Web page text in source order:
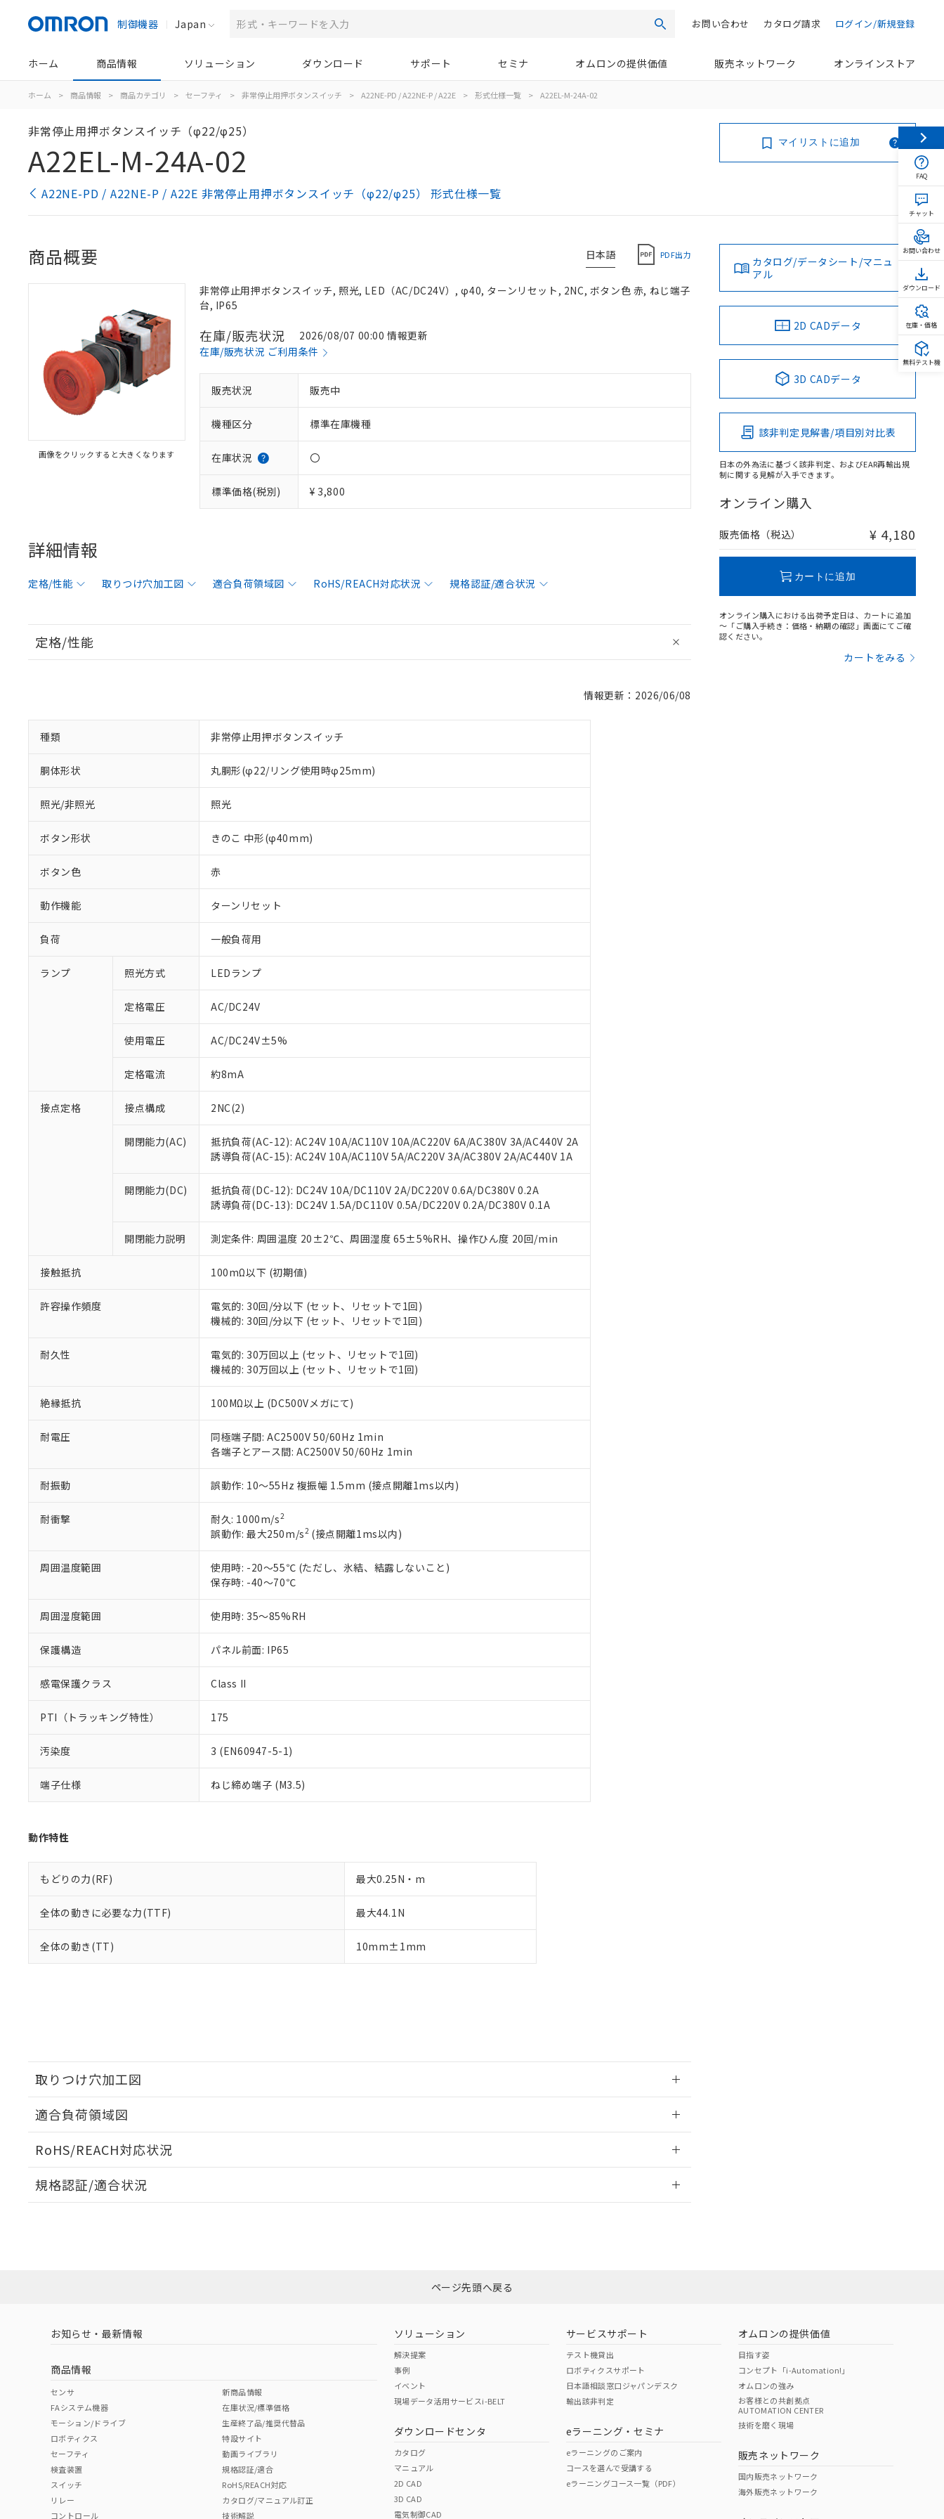
制御機器 Japan 検索 ログイン/新規登録
カタログ請求
お問い合わせ
ホーム 商品情報 ソリューション ダウンロード サポート セミナ オムロンの提供価値 販売ネットワーク オンラインストア
ホーム > 商品情報 > 商品カテゴリ > セーフティ > 非常停止用押ボタンスイッチ > A22NE-PD / A22NE-P / A22E > 形式仕様一覧 > A22EL-M-24A-02
非常停止用押ボタンスイッチ（φ22/φ25）
A22EL-M-24A-02
A22NE-PD / A22NE-P / A22E 非常停止用押ボタンスイッチ（φ22/φ25） 形式仕様一覧
マイリストに追加
日本語 PDF出力
商品概要
画像をクリックすると大きくなります
非常停止用押ボタンスイッチ, 照光, LED（AC/DC24V）, φ40, ターンリセット, 2NC, ボタン色 赤, ねじ端子
台, IP65
在庫/販売状況
2026/08/07 00:00 情報更新
在庫/販売状況 ご利用条件
販売状況 販売中
機種区分 標準在庫機種
在庫状況 〇
標準価格(税別) ¥ 3,800
詳細情報
定格/性能 取りつけ穴加工図 適合負荷領域図 RoHS/REACH対応状況 規格認証/適合状況
定格/性能
情報更新：2026/06/08
種類 非常停止用押ボタンスイッチ
胴体形状 丸胴形(φ22/リング使用時φ25mm)
照光/非照光 照光
ボタン形状 きのこ 中形(φ40mm)
ボタン色 赤
動作機能 ターンリセット
負荷 一般負荷用
ランプ 照光方式 LEDランプ
定格電圧 AC/DC24V
使用電圧 AC/DC24V±5%
定格電流 約8mA
接点定格 接点構成 2NC(2)
開閉能力(AC)
抵抗負荷(AC-12): AC24V 10A/AC110V 10A/AC220V 6A/AC380V 3A/AC440V 2A
誘導負荷(AC-15): AC24V 10A/AC110V 5A/AC220V 3A/AC380V 2A/AC440V 1A
開閉能力(DC)
抵抗負荷(DC-12): DC24V 10A/DC110V 2A/DC220V 0.6A/DC380V 0.2A
誘導負荷(DC-13): DC24V 1.5A/DC110V 0.5A/DC220V 0.2A/DC380V 0.1A
開閉能力説明 測定条件: 周囲温度 20±2℃、周囲湿度 65±5%RH、操作ひん度 20回/min
接触抵抗 100mΩ以下 (初期値)
許容操作頻度
電気的: 30回/分以下 (セット、リセットで1回)
機械的: 30回/分以下 (セット、リセットで1回)
耐久性
電気的: 30万回以上 (セット、リセットで1回)
機械的: 30万回以上 (セット、リセットで1回)
絶縁抵抗 100MΩ以上 (DC500Vメガにて)
耐電圧
同極端子間: AC2500V 50/60Hz 1min
各端子とアース間: AC2500V 50/60Hz 1min
耐振動 誤動作: 10～55Hz 複振幅 1.5mm (接点開離1ms以内)
耐衝撃 耐久: 1000m/s2
誤動作: 最大250m/s2(接点開離1ms以内)
周囲温度範囲
使用時: -20～55℃ (ただし、氷結、結露しないこと)
保存時: -40～70℃
周囲湿度範囲 使用時: 35～85%RH
保護構造 パネル前面: IP65
感電保護クラス Class II
PTI（トラッキング特性） 175
汚染度 3 (EN60947-5-1)
端子仕様 ねじ締め端子 (M3.5)
動作特性
もどりの力(RF) 最大0.25N・m
全体の動きに必要な力(TTF) 最大44.1N
全体の動き(TT) 10mm±1mm
取りつけ穴加工図
適合負荷領域図
RoHS/REACH対応状況
EU RoHS 注意事項・凡例
ダウンロードはこちら
中国 RoHS 注意事項・凡例
中国 RoHS表
Pb Hg Cr(VI)
O O
規格認証/適合状況
（イギリス
（ノルウェー
（日本
（アメリカ
この製品の規格認証/適合状況ページへ
その他の認証はこちらのページからご検索ください
カタログ/データシート/マニュ
アル
2D CADデータ
3D CADデータ
該非判定見解書/項目別対比表
日本の外為法に基づく該非判定、およびEAR再輸出規
制に関する見解が入手できます。
オンライン購入
販売価格（税込） ¥ 4,180
カートに追加
オンライン購入における出荷予定日は、カートに追加
～「ご購入手続き：価格・納期の確認」画面にてご確
認ください。
カートをみる
ご利用条件
以下の条件をお読みいただき、同意のうえご利用ください。
本サービスは、当社制御機器事業取扱商品の当社在庫状況および標準価格(税抜)を提供させていただ
くものです。
当社制御機器事業取扱商品の中には、本サービスの対象外となる商品もあることをご了承ください。
在庫状況および標準価格照会結果は、記載している更新日時点での社内データに基づき作成されるも
い。
正式な納期状況および標準価格はお客様のお取引先、またはお客様担当のオムロン制御機器販売店・
当社販売員にご相談ください。
在庫状況および標準価格結果を当社の事前の承諾なく第三者に漏洩または開示しないようお願いしま
す。
マイパーツ機能（部品リスト作成サービス）をご利用いただくには、I-Webメンバーズにご登録され
ている必要があります。
お客様が当ウェブサイト上で当社にご登録された部品リストについて、当社および当社の共同利用者
が、当社の製品・サービスに関するお客様との取引・商談に必要な範囲で利用することをご了承くだ
※当社の共同利用者とは、
いる法人を指します。
※1 対応状況
対応済み：EU RoHS指令（10物質）の非含有に対応した製品が提供可能な商品です。
対応予定：EU RoHS指令（10物質）の非含有に対応した製品に切り替える予定のある商品です。
対応予定なし：EU RoHS指令（10物質）の非含有に非対応の商品で、対応品を出す予定はありません。
調査・確認中：EU RoHS指令（10物質）の非含有の対応状況を調査中または確認中の商品です。
非該当品：ライセンス料など無形物で、有害物質有無と関係のない商品です。
があります。
*EU RoHS指令（10物質）：
フタル酸ビス(2-エチルヘキシル) (DEHP)(別名：DOP) 1000ppm以下、フタル酸ブチルベンジル（BBP） 1000ppm以下、フタル酸ジブチ
ル（DBP） 1000ppm以下、フタル酸ジイソブチル (DIBP) 1000ppm以下
但し、RoHS指令で産業用監視および制御機器に対する適用除外項目は除く。
フタル酸エステル類の４物質については閾値を超える意図的な使用がないことを確認しています。
※2 対応予定月
部品在庫の切り替え状況などにより、予定月が前後することがあります。
※3 非含有証明書ダウンロード
EU RoHS指令（10物質）の非含有証明書
51物質の非含有証明書（当社基準）
※本証明書は発行日時点で非含有を証明するもので、過去に遡って非含有を証明するものではありません。
また、RoHS指令のフタル酸エステル類４物質の対応では、対応完了までの期間は出荷製品に未対応品が
混在することから備考欄に対応日を記載しておりました。
既に当社にて対応品への在庫切替を完了していることから、特段のことがない限り、2022年1月12日よ
り割愛しております。
※1 中国RoHS○×表
「○」：最大均質材料含有率が中国RoHSの基準値以下であることを示します。
「×」：最大均質材料含有率が中国RoHSの基準値を超えていることを示します。
*中国RoHS10物質の基準値 (GB/T26572)：
Pb(鉛) :1000ppm、 Hg(水銀) : 1000ppm、 Cd(カドミウム) : 100ppm、
DEHP(フタル酸ビス(2-エチルヘキシル)) : 1000ppm
※2 環境保護使用期限
「10」：通常の使用状況下において有害物質が外部に漏えいし、環境に深刻な影響を及ぼさない年数を意
味します。
「－」：未確認です。当社販売部門へお問い合わせください。
当社は、これら貴社製品のうち、外国為替および外国貿易法に定める商品（以下｢規制貨物等」とい
う）を輸出または国外への提供する場合は、日本国政府の輸出許可(または役務取引許可)を取得する
などの必要な手続きをとります。
当社は規制貨物を破棄する場合は、完全に破砕するなど、違法に輸出されないよう必要な手段を講じ
ます。
当社は貴社製品を、核兵器、ミサイル、化学兵器、生物兵器またはその他武器並びにこれらの製造装
置等に一切使用いたしません。
当社は、貴社製品を第三者に販売する場合は、上記1、2および3の内容を当該第三者に通知します。
たしません。
合意する
号
△ 一定数には満たないが在庫あり
－
在庫なし(最新の在庫状況については、お客様のお取引先、またはお客様担当のオムロン制御
空
受注生産機種、また在庫状況の情報を公開していない機種
ページ先頭へ戻る
お知らせ・最新情報
商品情報
センサ
FAシステム機器
モーション/ドライブ
ロボティクス
セーフティ
検査装置
スイッチ
リレー
コントロール
新商品情報
在庫状況/標準価格
生産終了品/推奨代替品
特設サイト
動画ライブラリ
規格認証/適合
RoHS/REACH対応
カタログ/マニュアル訂正
技術解説
ソリューション
解決提案
事例
イベント
現場データ活用サービスi-BELT
ダウンロードセンタ
カタログ
マニュアル
2D CAD
3D CAD
電気制御CAD
サービスサポート
テスト機貸出
ロボティクスサポート
日本語相談窓口ジャパンデスク
輸出該非判定
eラーニング・セミナ
eラーニングのご案内
コースを選んで受講する
eラーニングコース一覧（PDF）
オムロンの提供価値
目指す姿
コンセプト「i-Automation!」
オムロンの強み
お客様との共創拠点
AUTOMATION CENTER
技術を磨く現場
販売ネットワーク
国内販売ネットワーク
海外販売ネットワーク
FAQ
チャット
お問い合わせ
ダウンロード
在庫・価格
無料テスト機